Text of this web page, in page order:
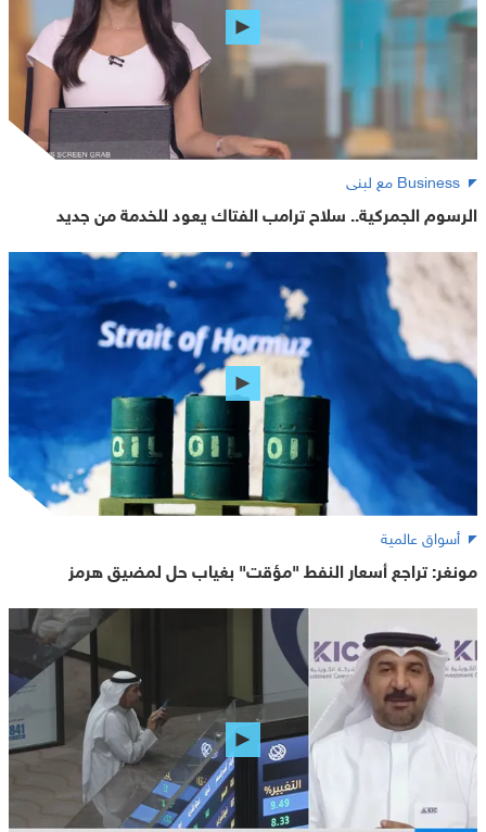
Business مع لبنى
الرسوم الجمركية.. سلاح ترامب الفتاك يعود للخدمة من جديد
أسواق عالمية
مونغر: تراجع أسعار النفط "مؤقت" بغياب حل لمضيق هرمز